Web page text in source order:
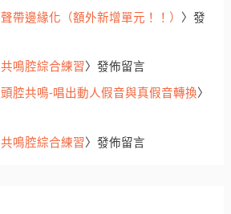
聲帶邊緣化（額外新增單元！！） 〉發
共鳴腔綜合練習〉發佈留言
頭腔共鳴-唱出動人假音與真假音轉換〉
共鳴腔綜合練習〉發佈留言